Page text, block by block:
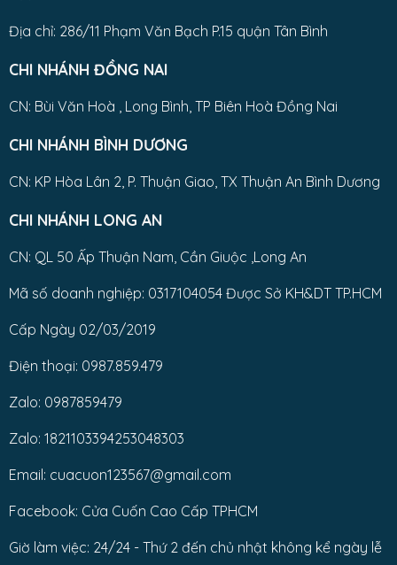
Địa chỉ: 286/11 Phạm Văn Bạch P.15 quận Tân Bình
CHI NHÁNH ĐỒNG NAI
CN: Bùi Văn Hoà , Long Bình, TP Biên Hoà Đồng Nai
CHI NHÁNH BÌNH DƯƠNG
CN: KP Hòa Lân 2, P. Thuận Giao, TX Thuận An Bình Dương
CHI NHÁNH LONG AN
CN: QL 50 Ấp Thuận Nam, Cần Giuộc ,Long An
Mã số doanh nghiệp: 0317104054 Được Sở KH&DT TP.HCM
Cấp Ngày 02/03/2019
Điện thoại: 0987.859.479
Zalo: 0987859479
Zalo: 1821103394253048303
Email: cuacuon123567@gmail.com
Facebook: Cửa Cuốn Cao Cấp TPHCM
Giờ làm việc: 24/24 - Thứ 2 đến chủ nhật không kể ngày lễ